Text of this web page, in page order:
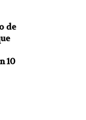
de
10